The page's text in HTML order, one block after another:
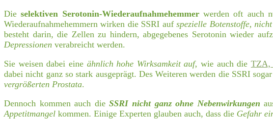
Dieselektiven Serotonin-Wiederaufnahmehemmerwerden oft auch
Wiederaufnahmehemmern wirken die SSRI aufspezielle Botenstoffe,
besteht darin, die Zellen zu hindern, abgegebenes Serotonin wieder
Depressionen verabreicht werden.
Sie weisen dabei eine ähnlich hohe Wirksamkeit auf, wie auch dieTZA,
dabei nicht ganz so stark ausgeprägt. Des Weiteren werden die SSRI
vergrößerten Prostata.
Dennoch kommen auch dieSSRI nicht ganz ohne Nebenwirkungen
Appetitmangel kommen. Einige Experten glauben auch, dass die Gefahr